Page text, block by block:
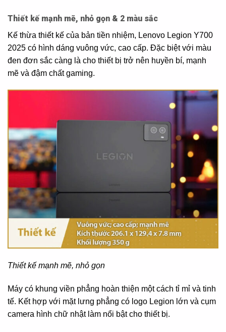
Thiết kế mạnh mẽ, nhỏ gọn & 2 màu sắc
Kế thừa thiết kế của bản tiền nhiệm, Lenovo Legion Y700
2025 có hình dáng vuông vức, cao cấp. Đặc biệt với màu
đen đơn sắc càng là cho thiết bị trở nên huyền bí, mạnh
mẽ và đậm chất gaming.
Thiết kế mạnh mẽ, nhỏ gọn
Máy có khung viền phẳng hoàn thiện một cách tỉ mỉ và tinh
tế. Kết hợp với mặt lưng phẳng có logo Legion lớn và cụm
camera hình chữ nhật làm nổi bật cho thiết bị.